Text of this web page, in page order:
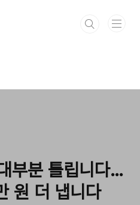
부분 틀립니다…
원 더 냅니다